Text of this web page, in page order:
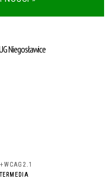
Niegosławice
+WCAG 2.1